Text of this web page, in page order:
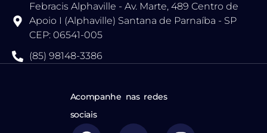
Febracis Alphaville - Av. Marte, 489 Centro de
Apoio I (Alphaville) Santana de Parnaíba - SP
CEP: 06541-005
(85) 98148-3386
Acompanhe nas redes
sociais